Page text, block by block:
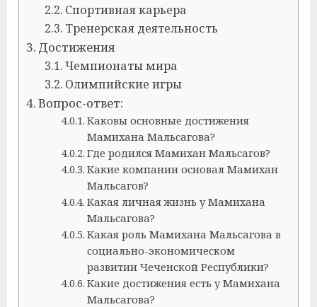
Спортивная карьера
Тренерская деятельность
Достижения
Чемпионаты мира
Олимпийские игры
Вопрос-ответ:
Каковы основные достижения
Мамихана Мальсагова?
Где родился Мамихан Мальсагов?
Какие компании основал Мамихан
Мальсагов?
Какая личная жизнь у Мамихана
Мальсагова?
Какая роль Мамихана Мальсагова в
социально-экономическом
развитии Чеченской Республики?
Какие достижения есть у Мамихана
Мальсагова?